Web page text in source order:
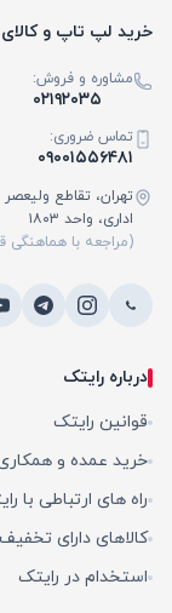
خرید لپ تاپ و
مشاوره و فروش:
۰۲۱۹۲۰۳۵
تماس ضروری:
۰۹۰۰۱۵۵۶۴۸۱
تهران، تقاطع
اداری، واحد ۱۸۰۳
(مراجعه با هماهنگی
درباره رایتک
قوانین رایتک
خرید عمده و
راه های ارتباطی با
کالاهای دارای تخفیف
استخدام در رایتک